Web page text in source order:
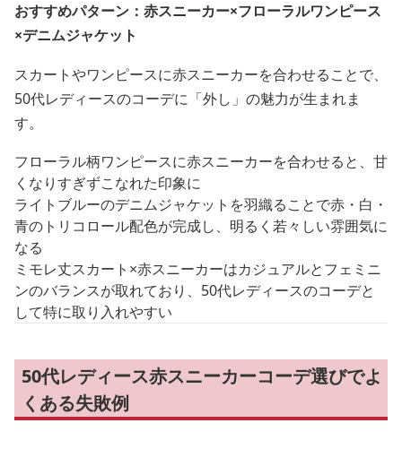
おすすめパターン：赤スニーカー×フローラルワンピース
×デニムジャケット
スカートやワンピースに赤スニーカーを合わせることで、
50代レディースのコーデに「外し」の魅力が生まれま
す。
フローラル柄ワンピースに赤スニーカーを合わせると、甘
くなりすぎずこなれた印象に
ライトブルーのデニムジャケットを羽織ることで赤・白・
青のトリコロール配色が完成し、明るく若々しい雰囲気に
なる
ミモレ丈スカート×赤スニーカーはカジュアルとフェミニ
ンのバランスが取れており、50代レディースのコーデと
して特に取り入れやすい
50代レディース赤スニーカーコーデ選びでよ
くある失敗例